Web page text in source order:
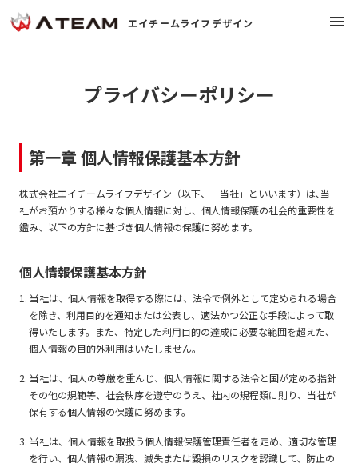
エイチームライフデザイン menu
事業紹介
ニュース
採用情報open_in_new
お問い合わせ open_in_new chevron_right
プライバシーポリシー
第一章 個人情報保護基本方針
株式会社エイチームライフデザイン（以下、「当社」といいます）は､当
社がお預かりする様々な個人情報に対し、個人情報保護の社会的重要性を
鑑み、以下の方針に基づき個人情報の保護に努めます。
個人情報保護基本方針
1. 当社は、個人情報を取得する際には、法令で例外として定められる場合
を除き、利用目的を通知または公表し、適法かつ公正な手段によって取
得いたします。また、特定した利用目的の達成に必要な範囲を超えた、
個人情報の目的外利用はいたしません。
2. 当社は、個人の尊厳を重んじ、個人情報に関する法令と国が定める指針
その他の規範等、社会秩序を遵守のうえ、社内の規程類に則り、当社が
保有する個人情報の保護に努めます。
3. 当社は、個人情報を取扱う個人情報保護管理責任者を定め、適切な管理
を行い、個人情報の漏洩、滅失または毀損のリスクを認識して、防止の